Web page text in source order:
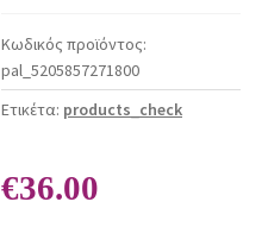
Κωδικός προϊόντος:
pal_5205857271800
Ετικέτα: products_check
€36.00